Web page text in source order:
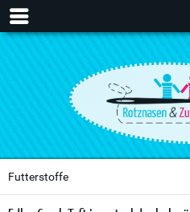
Futterstoffe